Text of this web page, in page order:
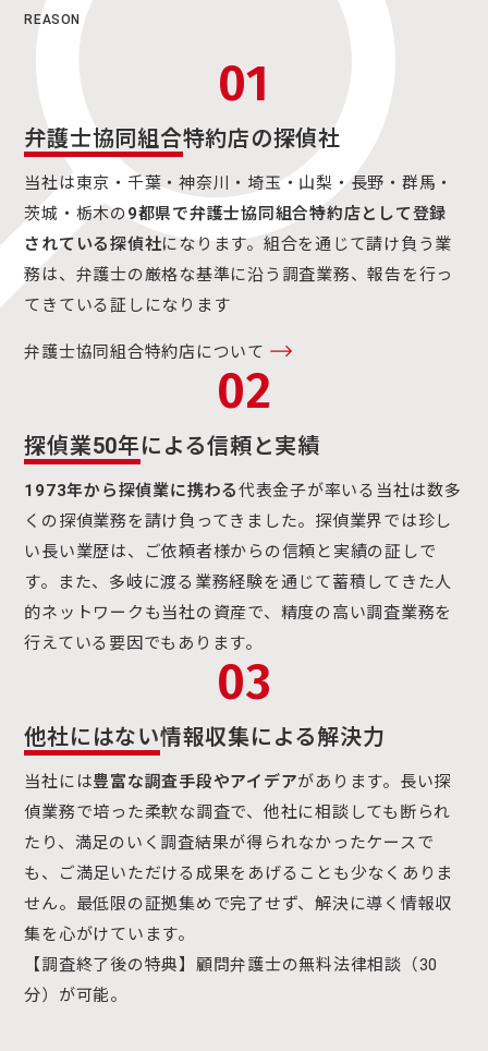
REASON
01
弁護士協同組合特約店の探偵社
当社は東京・千葉・神奈川・埼玉・山梨・長野・群馬・
茨城・栃木の9都県で弁護士協同組合特約店として登録
されている探偵社になります。組合を通じて請け負う業
務は、弁護士の厳格な基準に沿う調査業務、報告を行っ
てきている証しになります
弁護士協同組合特約店について
02
探偵業50年による信頼と実績
1973年から探偵業に携わる代表金子が率いる当社は数多
くの探偵業務を請け負ってきました。探偵業界では珍し
い長い業歴は、ご依頼者様からの信頼と実績の証しで
す。また、多岐に渡る業務経験を通じて蓄積してきた人
的ネットワークも当社の資産で、精度の高い調査業務を
行えている要因でもあります。
03
他社にはない情報収集による解決力
当社には豊富な調査手段やアイデアがあります。長い探
偵業務で培った柔軟な調査で、他社に相談しても断られ
たり、満足のいく調査結果が得られなかったケースで
も、ご満足いただける成果をあげることも少なくありま
せん。最低限の証拠集めで完了せず、解決に導く情報収
集を心がけています。
【調査終了後の特典】顧問弁護士の無料法律相談（30
分）が可能。